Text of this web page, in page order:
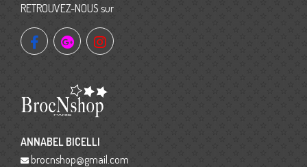
RETROUVEZ-NOUS sur
ANNABEL BICELLI
brocnshop@gmail.com